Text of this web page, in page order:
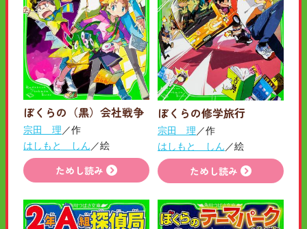
ぼくらの（黒）会社戦争
宗田 理 ／作
はしもと しん ／絵
ためし読み
ぼくらの修学旅行
宗田 理 ／作
はしもと しん ／絵
ためし読み